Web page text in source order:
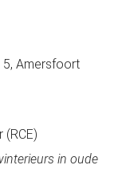
Amersfoort
in oude